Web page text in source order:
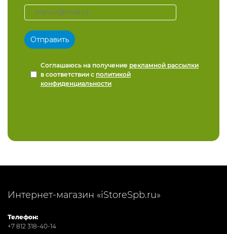
Соглашаюсь на получение рекламной рассылки
в соответствии с политикой
конфиденциальности
Интернет-магазин «iStoreSpb.ru»
Телефон:
+7 812 318-40-14